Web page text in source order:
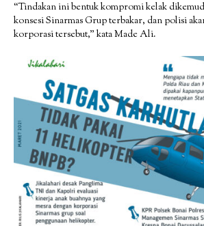
“Tindakan ini bentuk kompromi kelak
konsesi Sinarmas Grup terbakar, dan polisi
korporasi tersebut,” kata Made Ali.